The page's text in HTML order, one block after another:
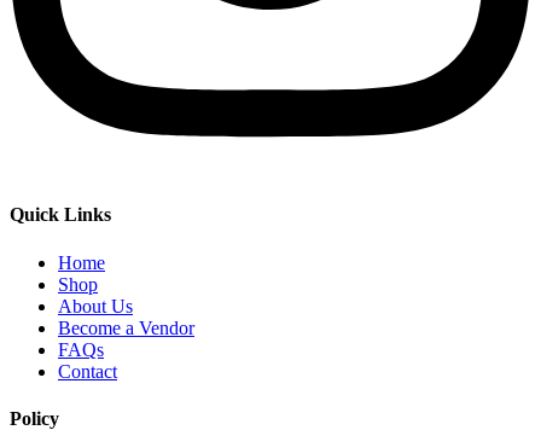
Quick Links
Home
Shop
About Us
Become a Vendor
FAQs
Contact
Policy